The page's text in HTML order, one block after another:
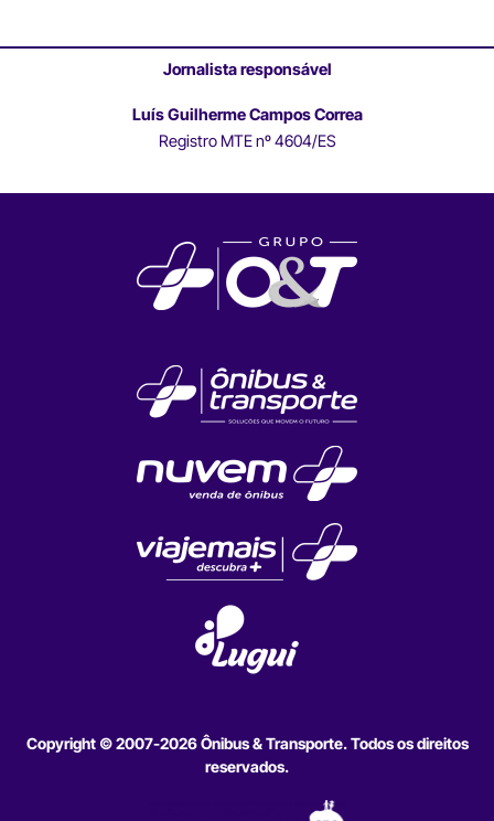
Jornalista responsável
Luís Guilherme Campos Correa
Registro MTE nº 4604/ES
Copyright © 2007-2026 Ônibus & Transporte. Todos os direitos
reservados.